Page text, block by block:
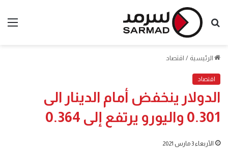
بحث
الرئيسية / اقتصاد
اقتصاد
الدولار ينخفض أمام الدينار الى
0.301 واليورو يرتفع إلى 0.364
الأربعاء 3 مارس 2021